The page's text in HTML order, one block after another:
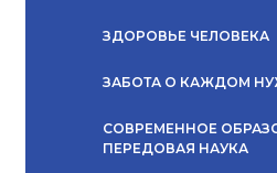
ЗДОРОВЬЕ ЧЕЛОВЕКА
ЗАБОТА О КАЖДОМ
СОВРЕМЕННОЕ
ПЕРЕДОВАЯ НАУКА